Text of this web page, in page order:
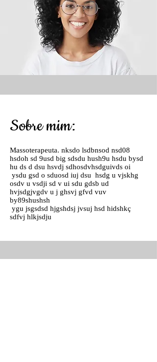
Sobre mim:
Massoterapeuta. nksdo lsdbnsod nsd08
hsdoh sd 9usd big sdsdu hush9u hsdu bysd
hu ds d dsu hsvdj sdhosdvhsdguivds oi
ysdu gsd o sduosd iuj dsu hsdg u vjskhg
osdv u vsdji sd v ui sdu gdsb ud
hvjsdgjvgdv u j ghsvj gfvd vuv
by89shushsh
ygu jsgsdsd hjgshdsj jvsuj hsd hidshkç
sdfvj hlkjsdju